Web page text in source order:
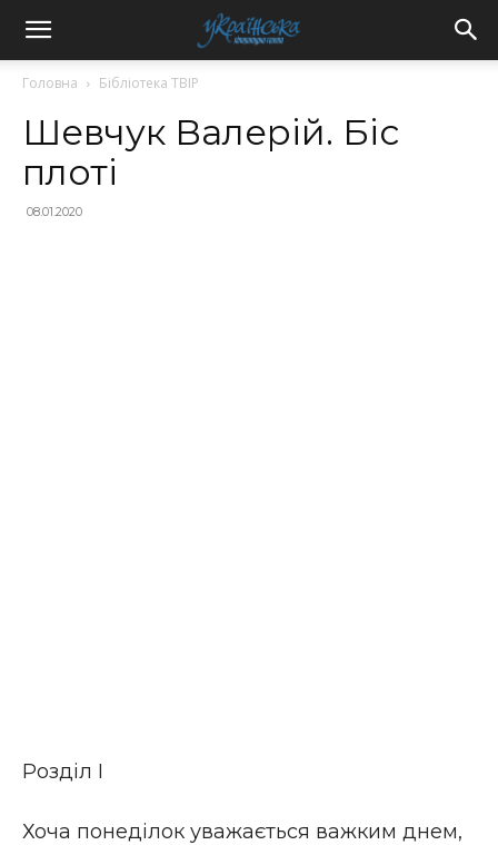
Головна Бібліотека ТВІР
Шевчук Валерій. Біс
плоті
08.01.2020
Роздiл I
Хоча понеділок уважається важким днем,